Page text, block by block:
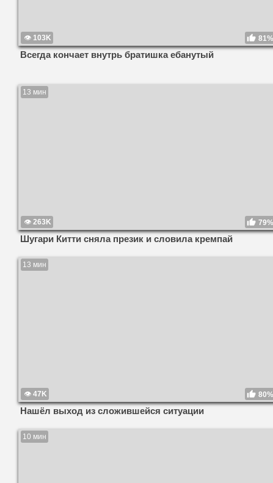
103K 81%
Всегда кончает внутрь братишка ебанутый
13 мин
263K 79%
Шугари Китти сняла презик и словила кремпай
13 мин
47K 80%
Нашёл выход из сложившейся ситуации
10 мин